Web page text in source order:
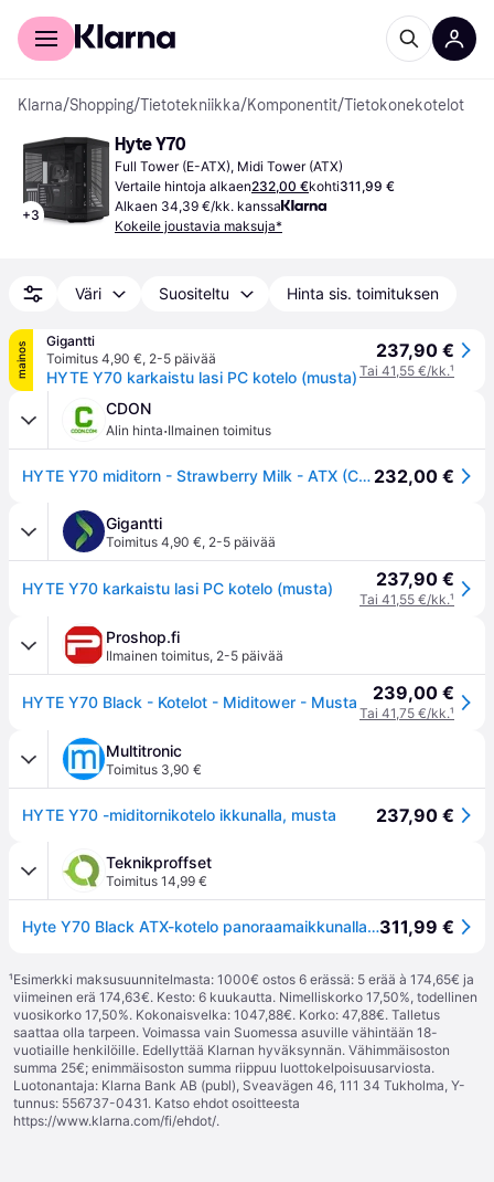
Kuluttajille
Klarna/Shopping/Tietotekniikka/Komponentit/Tietokonekotelot
+3
Hyte Y70
Full Tower (E-ATX), Midi Tower (ATX)
Vertaile hintoja alkaen232,00 €kohti311,99 €
Alkaen 34,39 €/kk. kanssa
Kokeile joustavia maksuja*
Väri Suositeltu Hinta sis. toimituksen
mainos
Gigantti
Toimitus 4,90 €, 2-5 päivää
HYTE Y70 karkaistu lasi PC kotelo (musta)
237,90 €
Tai 41,55 €/kk.¹
CDON
Alin hinta·Ilmainen toimitus
HYTE Y70 miditorn - Strawberry Milk - ATX (CS-HYTE-Y70-SM) 232,00 €
Gigantti
Toimitus 4,90 €, 2-5 päivää
HYTE Y70 karkaistu lasi PC kotelo (musta) 237,90 €
Tai 41,55 €/kk.¹
Proshop.fi
Ilmainen toimitus, 2-5 päivää
HYTE Y70 Black - Kotelot - Miditower - Musta 239,00 €
Tai 41,75 €/kk.¹
Multitronic
Toimitus 3,90 €
HYTE Y70 -miditornikotelo ikkunalla, musta 237,90 €
Teknikproffset
Toimitus 14,99 €
Hyte Y70 Black ATX-kotelo panoraamaikkunalla, musta311,99 €
¹Esimerkki maksusuunnitelmasta: 1000€ ostos 6 erässä: 5 erää à 174,65€ ja
viimeinen erä 174,63€. Kesto: 6 kuukautta. Nimelliskorko 17,50%, todellinen
vuosikorko 17,50%. Kokonaisvelka: 1047,88€. Korko: 47,88€. Talletus
saattaa olla tarpeen. Voimassa vain Suomessa asuville vähintään 18-
vuotiaille henkilöille. Edellyttää Klarnan hyväksynnän. Vähimmäisoston
summa 25€; enimmäisoston summa riippuu luottokelpoisuusarviosta.
Luotonantaja: Klarna Bank AB (publ), Sveavägen 46, 111 34 Tukholma, Y-
tunnus: 556737-0431. Katso ehdot osoitteesta
https://www.klarna.com/fi/ehdot/.